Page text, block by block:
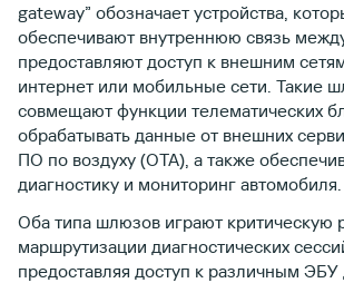
gateway” обозначает устройства,
обеспечивают внутреннюю связь
предоставляют доступ к внешним
интернет или мобильные сети. Такие
совмещают функции телематических
обрабатывать данные от внешних
ПО по воздуху (OTA), а также
диагностику и мониторинг автомобиля.
Оба типа шлюзов играют критическую
маршрутизации диагностических
предоставляя доступ к различным ЭБУ